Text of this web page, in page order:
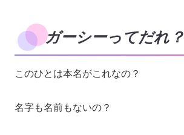
ガーシーってだれ？
このひとは本名がこれなの？
名字も名前もないの？